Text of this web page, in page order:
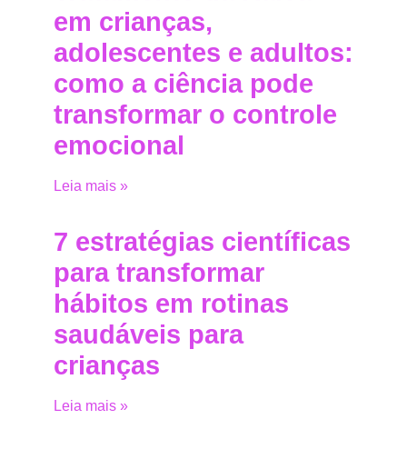
em crianças,
adolescentes e adultos:
como a ciência pode
transformar o controle
emocional
Leia mais »
7 estratégias científicas
para transformar
hábitos em rotinas
saudáveis para
crianças
Leia mais »